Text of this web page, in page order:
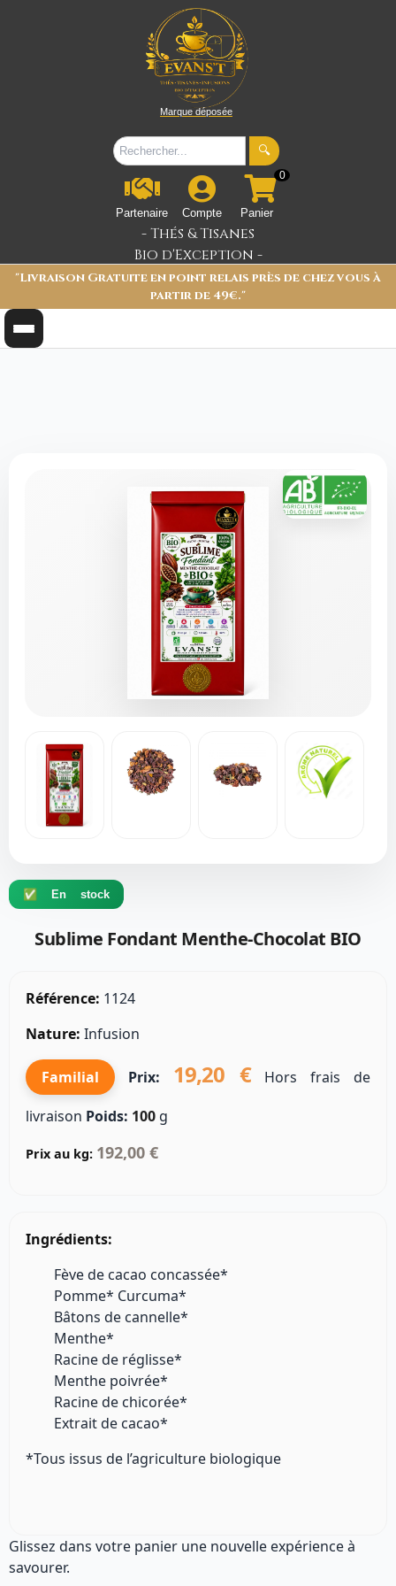
Marque déposée
🔍
Partenaire Compte
0
Panier
- Thés & Tisanes
Bio d'Exception -
"Livraison Gratuite en point relais près de chez vous à
partir de 49€."
✅ En stock
Sublime Fondant Menthe-Chocolat BIO
Référence: 1124
Nature: Infusion
Familial Prix: 19,20 €Hors frais de
livraison Poids: 100 g
Prix au kg: 192,00 €
Ingrédients:
Fève de cacao concassée*
Pomme* Curcuma*
Bâtons de cannelle*
Menthe*
Racine de réglisse*
Menthe poivrée*
Racine de chicorée*
Extrait de cacao*
*Tous issus de l’agriculture biologique
Glissez dans votre panier une nouvelle expérience à
savourer.